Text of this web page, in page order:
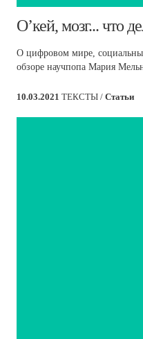
​О’кей, мозг... что
О цифровом мире,
обзоре научпопа Мария
10.03.2021 ТЕКСТЫ / Статьи